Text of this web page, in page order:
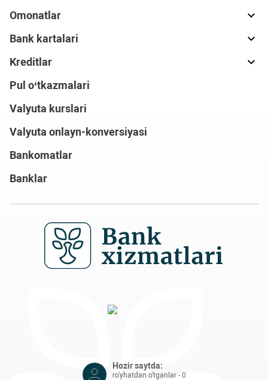
Omonatlar
Bank kartalari
Kreditlar
Pul o‘tkazmalari
Valyuta kurslari
Valyuta onlayn-konversiyasi
Bankomatlar
Banklar
Hozir saytda:
ro'yhatdan o'tganlar - 0